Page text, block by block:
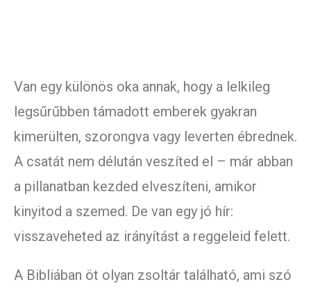
Van egy különös oka annak, hogy a lelkileg
legsűrűbben támadott emberek gyakran
kimerülten, szorongva vagy leverten ébrednek.
A csatát nem délután veszíted el – már abban
a pillanatban kezded elveszíteni, amikor
kinyitod a szemed. De van egy jó hír:
visszaveheted az irányítást a reggeleid felett.
A Bibliában öt olyan zsoltár található, ami szó